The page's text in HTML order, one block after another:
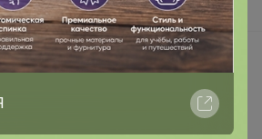
с 24-ok
место для ваших изображений
случайных чисел